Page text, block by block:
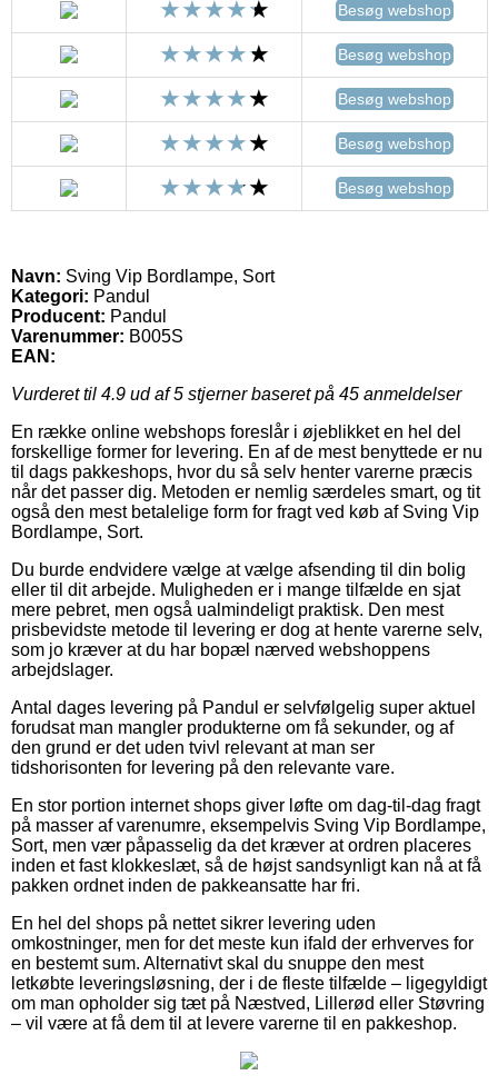
Besøg webshop
Besøg webshop
Besøg webshop
Besøg webshop
Besøg webshop
Navn: Sving Vip Bordlampe, Sort
Kategori: Pandul
Producent: Pandul
Varenummer: B005S
EAN:
Vurderet til 4.9 ud af 5 stjerner baseret på 45 anmeldelser
En række online webshops foreslår i øjeblikket en hel del
forskellige former for levering. En af de mest benyttede er nu
til dags pakkeshops, hvor du så selv henter varerne præcis
når det passer dig. Metoden er nemlig særdeles smart, og tit
også den mest betalelige form for fragt ved køb af Sving Vip
Bordlampe, Sort.
Du burde endvidere vælge at vælge afsending til din bolig
eller til dit arbejde. Muligheden er i mange tilfælde en sjat
mere pebret, men også ualmindeligt praktisk. Den mest
prisbevidste metode til levering er dog at hente varerne selv,
som jo kræver at du har bopæl nærved webshoppens
arbejdslager.
Antal dages levering på Pandul er selvfølgelig super aktuel
forudsat man mangler produkterne om få sekunder, og af
den grund er det uden tvivl relevant at man ser
tidshorisonten for levering på den relevante vare.
En stor portion internet shops giver løfte om dag-til-dag fragt
på masser af varenumre, eksempelvis Sving Vip Bordlampe,
Sort, men vær påpasselig da det kræver at ordren placeres
inden et fast klokkeslæt, så de højst sandsynligt kan nå at få
pakken ordnet inden de pakkeansatte har fri.
En hel del shops på nettet sikrer levering uden
omkostninger, men for det meste kun ifald der erhverves for
en bestemt sum. Alternativt skal du snuppe den mest
letkøbte leveringsløsning, der i de fleste tilfælde – ligegyldigt
om man opholder sig tæt på Næstved, Lillerød eller Støvring
– vil være at få dem til at levere varerne til en pakkeshop.